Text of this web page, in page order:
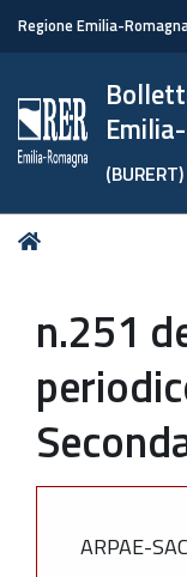
Regione Emilia-
(BURERT)
Tu
n.251
ARPAE-